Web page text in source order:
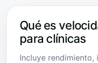
Qué es
para clínicas
Incluye rendimiento,